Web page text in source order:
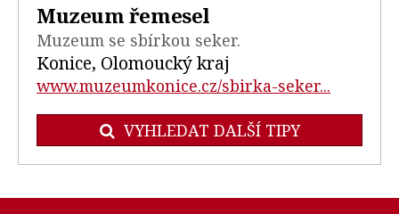
Muzeum řemesel
Muzeum se sbírkou seker.
Konice, Olomoucký kraj
www.muzeumkonice.cz/sbirka-seker...
VYHLEDAT DALŠÍ TIPY